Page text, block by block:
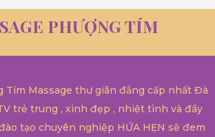
PHƯỢNG TÍM
Tím Massage thư giãn đẳng cấp nhất Đà
trẻ trung , xinh đẹp , nhiệt tình và đầy
tạo chuyên nghiệp HỨA HẸN sẽ đem